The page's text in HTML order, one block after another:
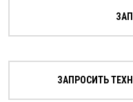
ЗАПРОСИТЬ